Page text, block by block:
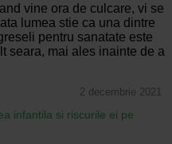
vine ora de culcare, vi se
lumea stie ca una dintre
pentru sanatate este
seara, mai ales inainte de a
2 decembrie 2021
infantila si riscurile ei pe